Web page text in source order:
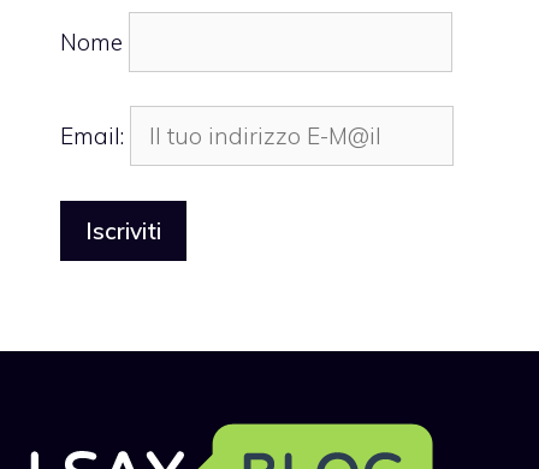
Nome
Email: